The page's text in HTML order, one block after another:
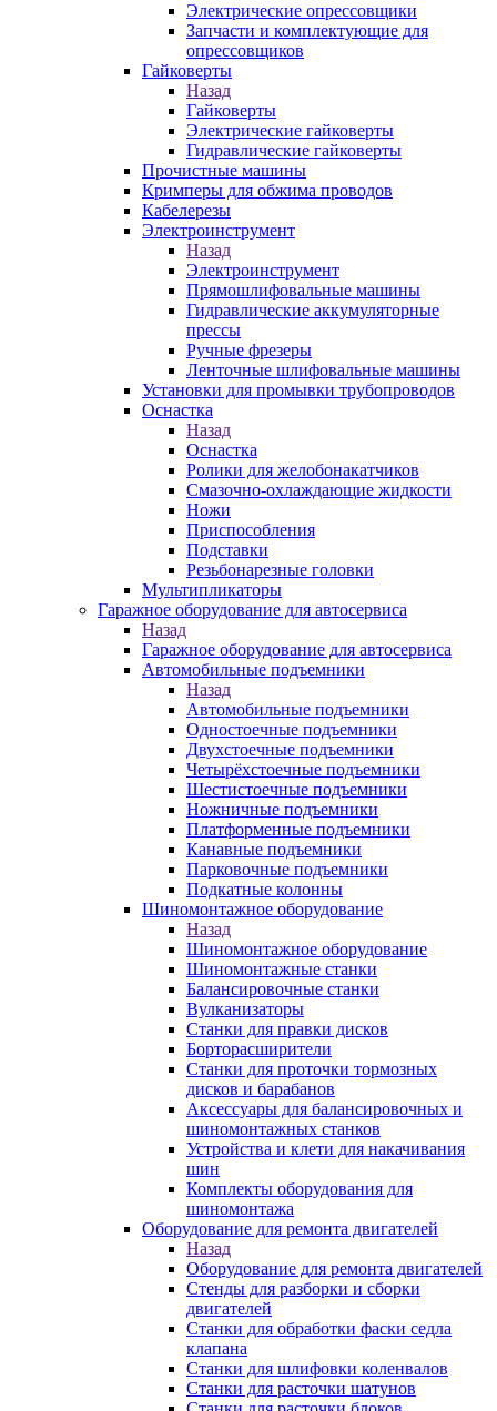
Электрические опрессовщики
Запчасти и комплектующие для
опрессовщиков
Гайковерты
Назад
Гайковерты
Электрические гайковерты
Гидравлические гайковерты
Прочистные машины
Кримперы для обжима проводов
Кабелерезы
Электроинструмент
Назад
Электроинструмент
Прямошлифовальные машины
Гидравлические аккумуляторные
прессы
Ручные фрезеры
Ленточные шлифовальные машины
Установки для промывки трубопроводов
Оснастка
Назад
Оснастка
Ролики для желобонакатчиков
Смазочно-охлаждающие жидкости
Ножи
Приспособления
Подставки
Резьбонарезные головки
Мультипликаторы
Гаражное оборудование для автосервиса
Назад
Гаражное оборудование для автосервиса
Автомобильные подъемники
Назад
Автомобильные подъемники
Одностоечные подъемники
Двухстоечные подъемники
Четырёхстоечные подъемники
Шестистоечные подъемники
Ножничные подъемники
Платформенные подъемники
Канавные подъемники
Парковочные подъемники
Подкатные колонны
Шиномонтажное оборудование
Назад
Шиномонтажное оборудование
Шиномонтажные станки
Балансировочные станки
Вулканизаторы
Станки для правки дисков
Борторасширители
Станки для проточки тормозных
дисков и барабанов
Аксессуары для балансировочных и
шиномонтажных станков
Устройства и клети для накачивания
шин
Комплекты оборудования для
шиномонтажа
Оборудование для ремонта двигателей
Назад
Оборудование для ремонта двигателей
Стенды для разборки и сборки
двигателей
Станки для обработки фаски седла
клапана
Станки для шлифовки коленвалов
Станки для расточки шатунов